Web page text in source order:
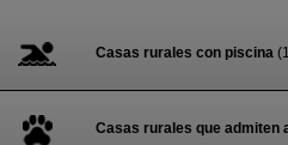
Casas rurales con piscina
Casas rurales que admiten